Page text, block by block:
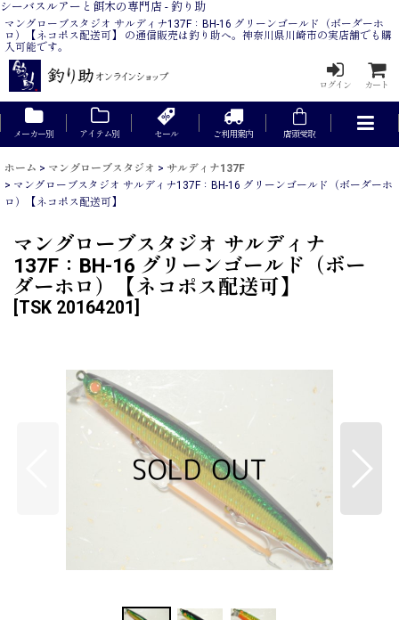
シーバスルアーと餌木の専門店 - 釣り助
マングローブスタジオ サルディナ137F：BH-16 グリーンゴールド（ボーダーホ
ロ）【ネコポス配送可】 の通信販売は釣り助へ。神奈川県川崎市の実店舗でも購
入可能です。
ログイン カート
メーカー別 アイテム別 セール ご利用案内 店頭受取
ホーム > マングローブスタジオ > サルディナ137F
> マングローブスタジオ サルディナ137F：BH-16 グリーンゴールド（ボーダーホ
ロ）【ネコポス配送可】
マングローブスタジオ サルディナ
137F：BH-16 グリーンゴールド（ボー
ダーホロ）【ネコポス配送可】
TSK 20164201